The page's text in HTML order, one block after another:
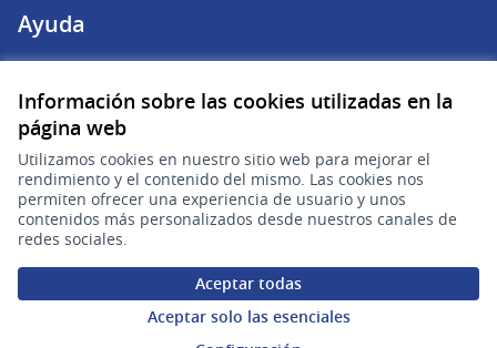
Información sobre las cookies utilizadas en la
página web
Utilizamos cookies en nuestro sitio web para mejorar el
rendimiento y el contenido del mismo. Las cookies nos
permiten ofrecer una experiencia de usuario y unos
contenidos más personalizados desde nuestros canales de
redes sociales.
Aceptar todas
Aceptar solo las esenciales
Ayuda
Preguntas frecuentes
Enlaces
Actividad
Encuentros
Descargar ficheros de datos abiertos